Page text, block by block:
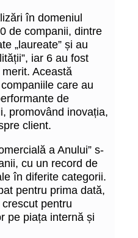
în domeniul
de companii, dintre
„laureate” și au
iar 6 au fost
Această
care au
de
promovând inovația,
client.
a Anului” s-
cu un record de
în diferite categorii.
pentru prima dată,
pentru
pe piața internă și